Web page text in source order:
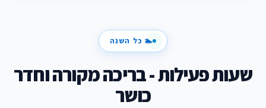
🏊 כל השנה
שעות פעילות - בריכה מקורה וחדר
כושר